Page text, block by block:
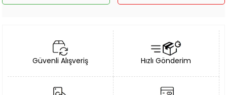
Güvenli Alışveriş Hızlı Gönderim